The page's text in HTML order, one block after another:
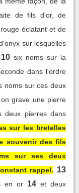
de fils d'or, de
éclatant et de
sur lesquelles
10 six noms sur la
dans l'ordre
noms sur ces deux
grave une pierre
deux pierres dans
sur les bretelles
souvenir des fils
sur ses deux
rappel. 13
en or 14 et deux